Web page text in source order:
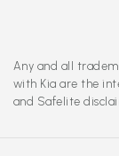
Any and all
with Kia are the
and Safelite